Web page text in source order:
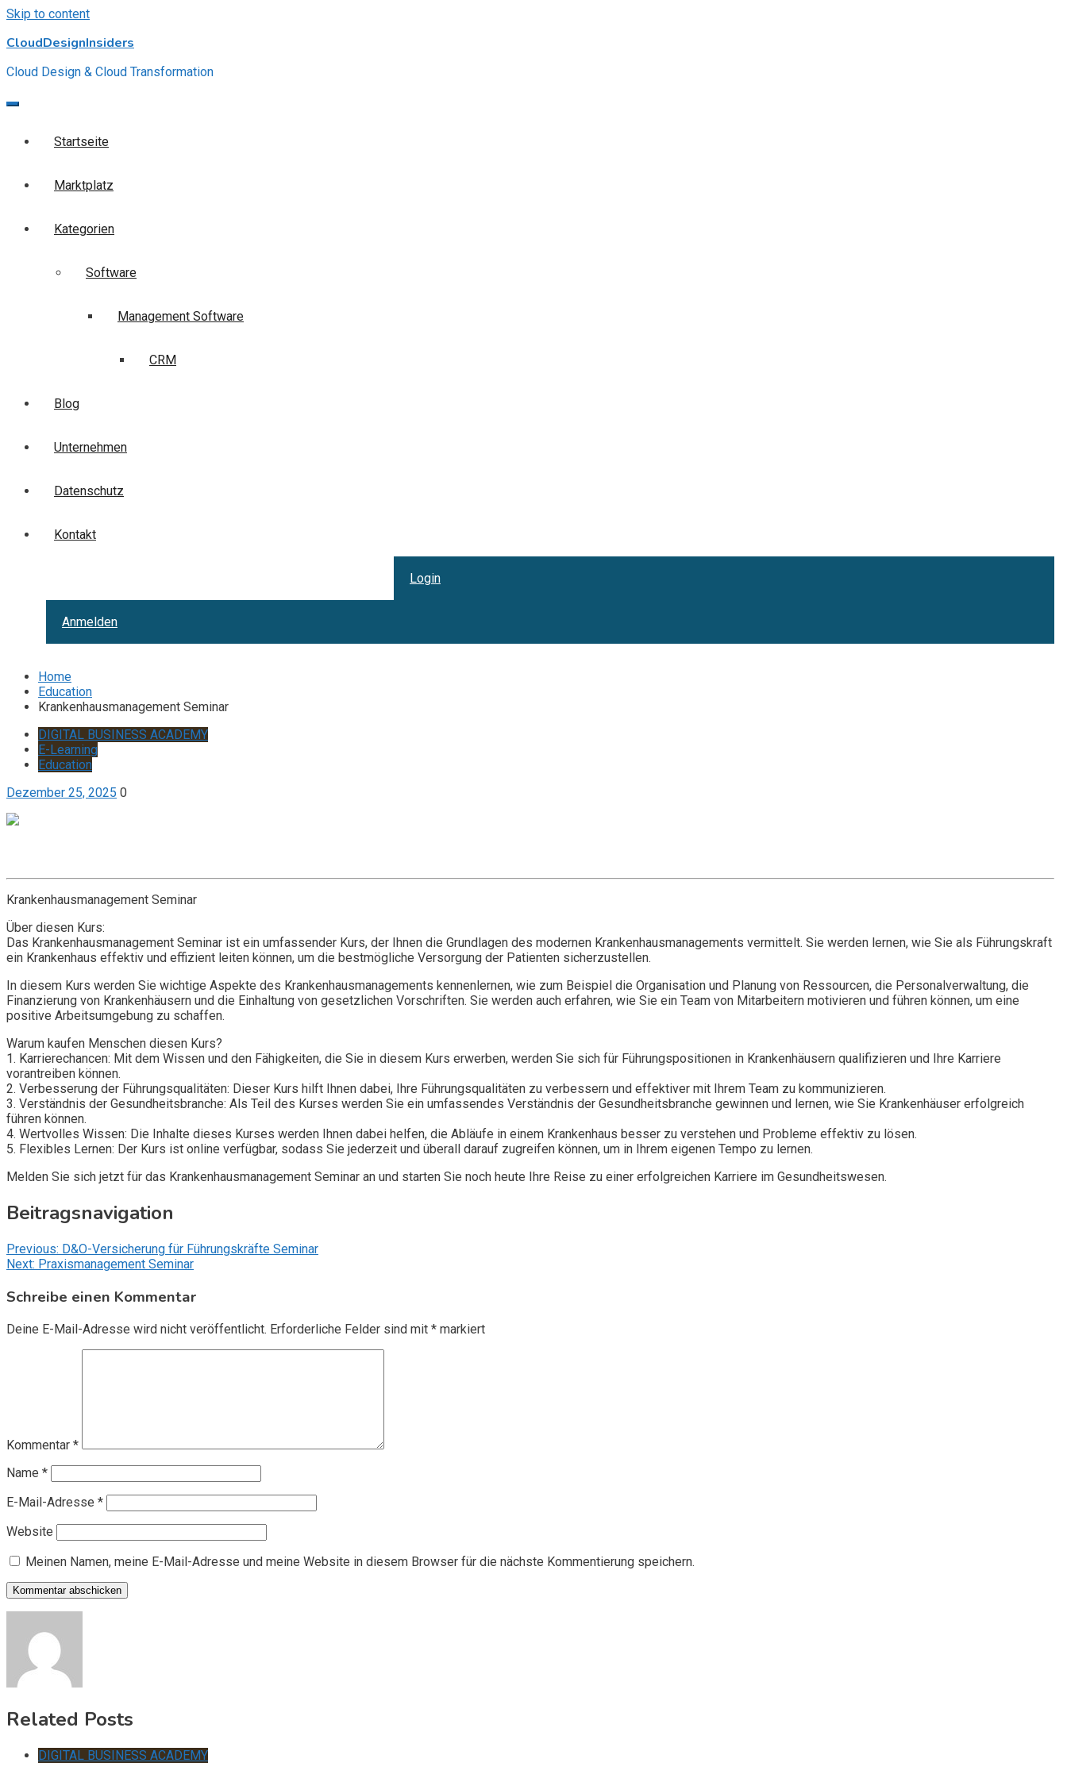
Skip to content
CloudDesignInsiders
Cloud Design & Cloud Transformation
Startseite
Marktplatz
Kategorien
Software
Management Software
CRM
Blog
Unternehmen
Datenschutz
Kontakt
Login
Anmelden
Home
Education
Krankenhausmanagement Seminar
DIGITAL BUSINESS ACADEMY
E-Learning
Education
Dezember 25, 2025 0
Krankenhausmanagement Seminar
Über diesen Kurs:
Das Krankenhausmanagement Seminar ist ein umfassender Kurs, der Ihnen die Grundlagen des modernen Krankenhausmanagements vermittelt. Sie werden lernen, wie Sie als Führungskraft
ein Krankenhaus effektiv und effizient leiten können, um die bestmögliche Versorgung der Patienten sicherzustellen.
In diesem Kurs werden Sie wichtige Aspekte des Krankenhausmanagements kennenlernen, wie zum Beispiel die Organisation und Planung von Ressourcen, die Personalverwaltung, die
Finanzierung von Krankenhäusern und die Einhaltung von gesetzlichen Vorschriften. Sie werden auch erfahren, wie Sie ein Team von Mitarbeitern motivieren und führen können, um eine
positive Arbeitsumgebung zu schaffen.
Warum kaufen Menschen diesen Kurs?
1. Karrierechancen: Mit dem Wissen und den Fähigkeiten, die Sie in diesem Kurs erwerben, werden Sie sich für Führungspositionen in Krankenhäusern qualifizieren und Ihre Karriere
vorantreiben können.
2. Verbesserung der Führungsqualitäten: Dieser Kurs hilft Ihnen dabei, Ihre Führungsqualitäten zu verbessern und effektiver mit Ihrem Team zu kommunizieren.
3. Verständnis der Gesundheitsbranche: Als Teil des Kurses werden Sie ein umfassendes Verständnis der Gesundheitsbranche gewinnen und lernen, wie Sie Krankenhäuser erfolgreich
führen können.
4. Wertvolles Wissen: Die Inhalte dieses Kurses werden Ihnen dabei helfen, die Abläufe in einem Krankenhaus besser zu verstehen und Probleme effektiv zu lösen.
5. Flexibles Lernen: Der Kurs ist online verfügbar, sodass Sie jederzeit und überall darauf zugreifen können, um in Ihrem eigenen Tempo zu lernen.
Melden Sie sich jetzt für das Krankenhausmanagement Seminar an und starten Sie noch heute Ihre Reise zu einer erfolgreichen Karriere im Gesundheitswesen.
Beitragsnavigation
Previous: D&O-Versicherung für Führungskräfte Seminar
Next: Praxismanagement Seminar
Schreibe einen Kommentar
Deine E-Mail-Adresse wird nicht veröffentlicht. Erforderliche Felder sind mit * markiert
Kommentar *
Name *
E-Mail-Adresse *
Website
Meinen Namen, meine E-Mail-Adresse und meine Website in diesem Browser für die nächste Kommentierung speichern.
Related Posts
DIGITAL BUSINESS ACADEMY